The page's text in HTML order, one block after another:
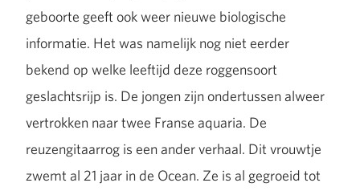
geboorte geeft ook weer nieuwe biologische
informatie. Het was namelijk nog niet eerder
bekend op welke leeftijd deze roggensoort
geslachtsrijp is. De jongen zijn ondertussen alweer
vertrokken naar twee Franse aquaria. De
reuzengitaarrog is een ander verhaal. Dit vrouwtje
zwemt al 21 jaar in de Ocean. Ze is al gegroeid tot